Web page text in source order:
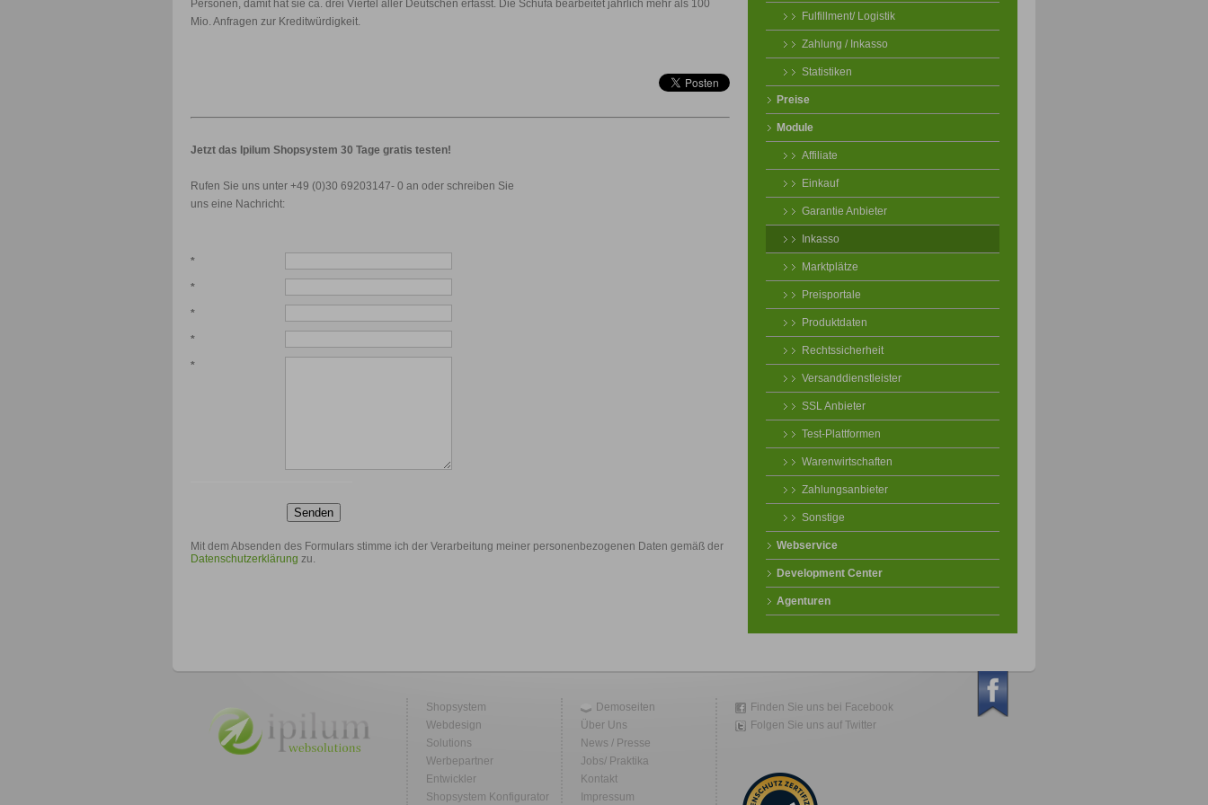
Personen, damit hat sie ca. drei Viertel aller Deutschen erfasst. Die Schufa bearbeitet jährlich mehr als 100
Mio. Anfragen zur Kreditwürdigkeit.
Jetzt das Ipilum Shopsystem 30 Tage gratis testen!
Rufen Sie uns unter +49 (0)30 69203147- 0 an oder schreiben Sie
uns eine Nachricht:
*
*
*
*
*
Senden
Mit dem Absenden des Formulars stimme ich der Verarbeitung meiner personenbezogenen Daten gemäß der
Datenschutzerklärung zu.
Fulfillment/ Logistik
Zahlung / Inkasso
Statistiken
Preise
Module
Affiliate
Einkauf
Garantie Anbieter
Inkasso
Marktplätze
Preisportale
Produktdaten
Rechtssicherheit
Versanddienstleister
SSL Anbieter
Test-Plattformen
Warenwirtschaften
Zahlungsanbieter
Sonstige
Webservice
Development Center
Agenturen
Shopsystem
Webdesign
Solutions
Werbepartner
Entwickler
Shopsystem Konfigurator
Demoseiten
Über Uns
News / Presse
Jobs/ Praktika
Kontakt
Impressum
Finden Sie uns bei Facebook
Folgen Sie uns auf Twitter